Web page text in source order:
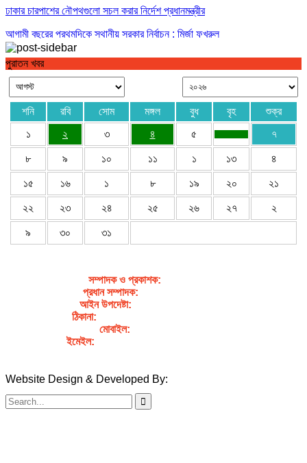
ঢাকার চারপাশের নৌপথগুলো সচল করার নির্দেশ প্রধানমন্ত্রীর
আগামী বছরের প্রথমদিকে স্থানীয় সরকার নির্বাচন : মির্জা ফখরুল
পুরাতন খবর
শনি রবি সোম মঙ্গল বুধ বৃহ
শুক্র
১
২ ৩ ৪ ৫ ৭
৮ ৯ ১০ ১১ ১ ১৩ ৪
১৫ ১৬ ১ ৮ ১৯ ২০ ২১
২২ ২৩ ২৪ ২৫ ২৬ ২৭ ২
৯ ৩০ ৩১
সম্পাদক ও প্রকাশক:
প্রধান সম্পাদক:
আইন উপদেষ্টা:
ঠিকানা:
মোবাইল:
ইমেইল:
Website Design & Developed By: